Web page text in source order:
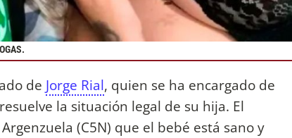
de Jorge Rial, quien se ha encargado de
la situación legal de su hija. El
(C5N) que el bebé está sano y